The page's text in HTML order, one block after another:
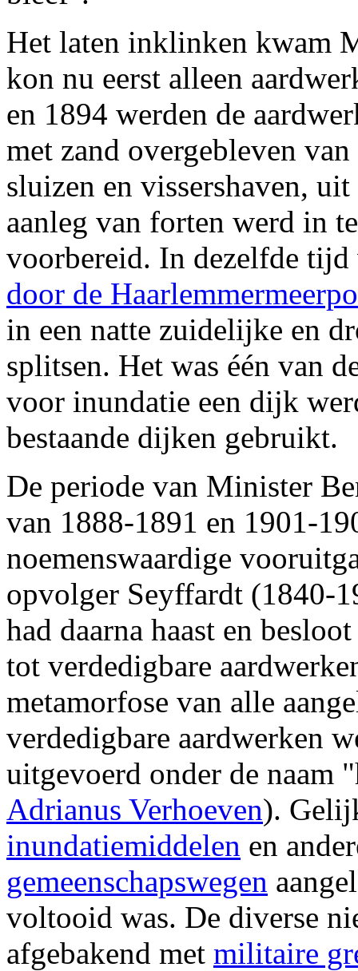
Het laten inklinken kwam
kon nu eerst alleen
en 1894 werden de
met zand overgebleven
sluizen en vissershaven,
aanleg van forten werd in
voorbereid. In dezelfde
door de
in een natte zuidelijke en
splitsen. Het was één van
voor inundatie een dijk
bestaande dijken gebruikt.
De periode van Minister
van 1888-1891 en 1901-
noemenswaardige
opvolger Seyffardt (1840-
had daarna haast en
tot verdedigbare
metamorfose van alle
verdedigbare aardwerken
uitgevoerd onder de naam
Adrianus Verhoeven).
inundatiemiddelen en
gemeenschapswegen
voltooid was. De diverse
afgebakend met militaire